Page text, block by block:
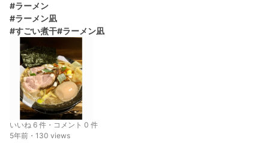
#ラーメン
#ラーメン凪
#すごい煮干#ラーメン凪
いいね 6 件・コメント 0 件
5年前・130 views